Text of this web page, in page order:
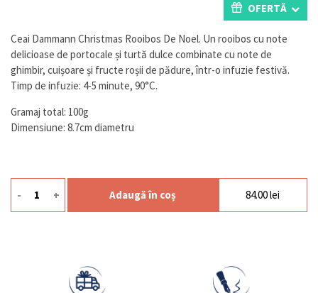
pe
a
evaluări
de
la
OFERTĂ
Ceai Dammann Christmas Rooibos De Noel. Un rooibos cu note
delicioase de portocale și turtă dulce combinate cu note de
ghimbir, cuișoare și fructe roșii de pădure, într-o infuzie festivă.
Timp de infuzie: 4-5 minute, 90°C.
Gramaj total: 100g
Dimensiune: 8.7cm diametru
Cantitate Ceai Rooibos Noel 100g
- + Adaugă în coș 84.00lei